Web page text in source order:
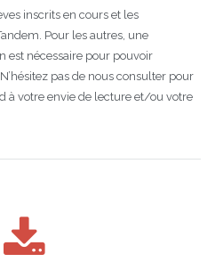
Klassen
inscrits en cours et les
Pour les autres, une
nécessaire pour pouvoir
pas de nous consulter pour
à votre envie de lecture et/ou votre